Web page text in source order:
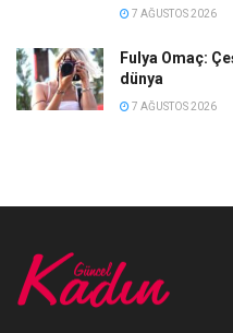
7 AĞUSTOS 2026
Fulya Omaç:
dünya
7 AĞUSTOS 2026